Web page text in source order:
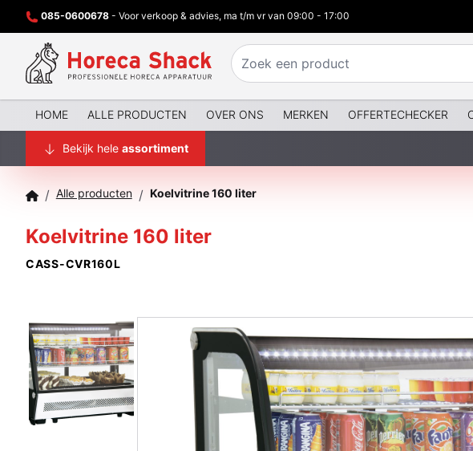
085-0600678 - Voor verkoop & advies, ma t/m vr van 09:00 - 17:00
HOME ALLE PRODUCTEN OVER ONS MERKEN OFFERTECHECKER
Bekijk hele assortiment
/ Alle producten / Koelvitrine 160 liter
Koelvitrine 160 liter
CASS-CVR160L